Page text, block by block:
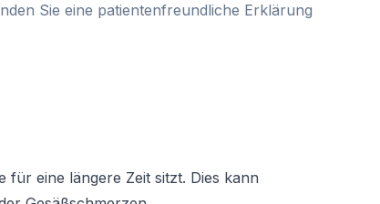
Sie eine patientenfreundliche Erklärung
eine längere Zeit sitzt. Dies kann